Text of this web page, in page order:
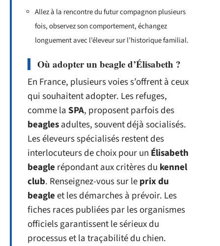
Allez à la rencontre du futur compagnon plusieurs
fois, observez son comportement, échangez
longuement avec l’éleveur sur l’historique familial.
Où adopter un beagle d’Élisabeth ?
En France, plusieurs voies s’offrent à ceux
qui souhaitent adopter. Les refuges,
comme laSPA, proposent parfois des
beaglesadultes, souvent déjà socialisés.
Les éleveurs spécialisés restent des
interlocuteurs de choix pour un Élisabeth
beagle répondant aux critères du kennel
club. Renseignez-vous sur leprix du
beagleet les démarches à prévoir. Les
fiches races publiées par les organismes
officiels garantissent le sérieux du
processus et la traçabilité du chien.